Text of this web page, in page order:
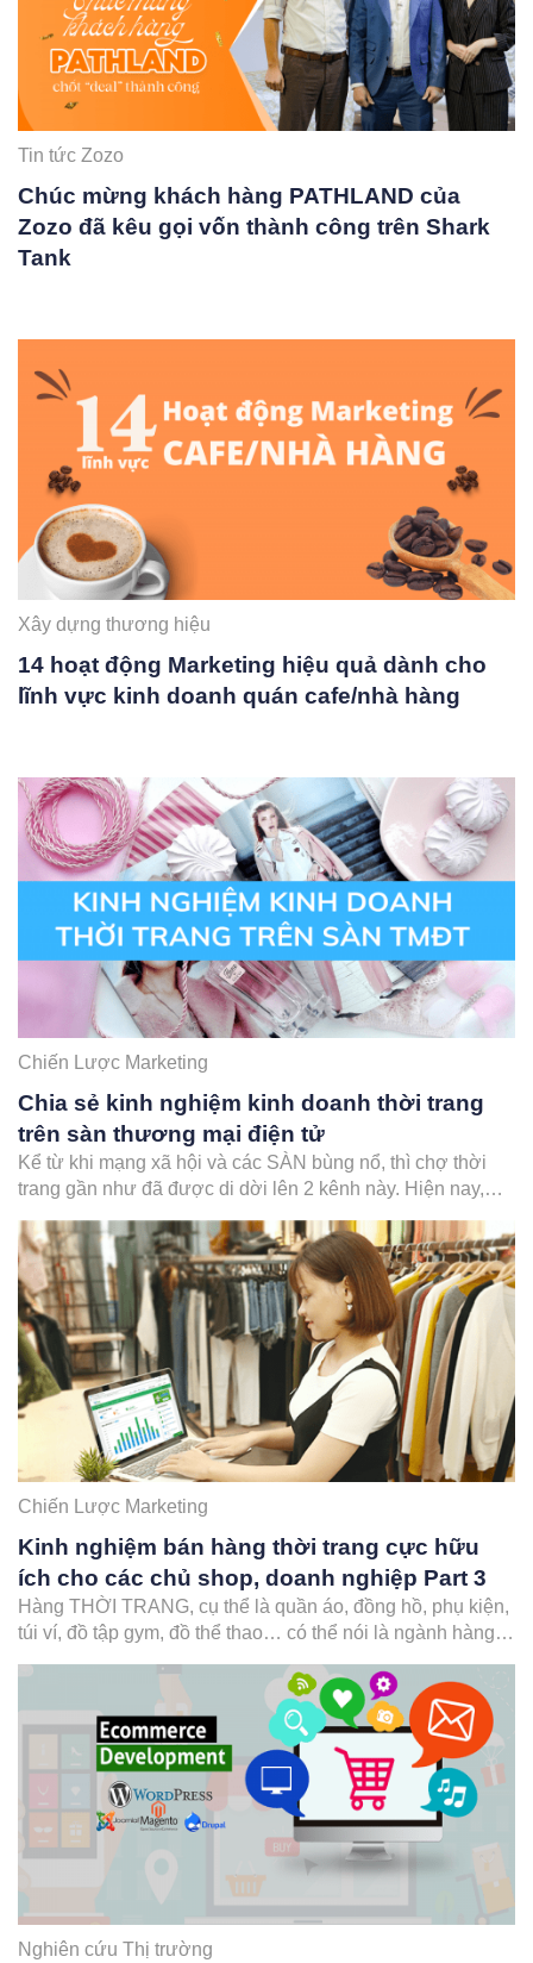
Tin tức Zozo
Chúc mừng khách hàng PATHLAND của
Zozo đã kêu gọi vốn thành công trên Shark
Tank
Xây dựng thương hiệu
14 hoạt động Marketing hiệu quả dành cho
lĩnh vực kinh doanh quán cafe/nhà hàng
Chiến Lược Marketing
Chia sẻ kinh nghiệm kinh doanh thời trang
trên sàn thương mại điện tử
Kể từ khi mạng xã hội và các SÀN bùng nổ, thì chợ thời
trang gần như đã được di dời lên 2 kênh này. Hiện nay,
quan trọng trên mạng intnernet. Làm kinh doanh online,
các…
Chiến Lược Marketing
Kinh nghiệm bán hàng thời trang cực hữu
ích cho các chủ shop, doanh nghiệp Part 3
Hàng THỜI TRANG, cụ thể là quần áo, đồng hồ, phụ kiện,
túi ví, đồ tập gym, đồ thể thao… có thể nói là ngành hàng
cho đến tận bây giờ vẫn còn nhộn nhịp. Chính vì…
Nghiên cứu Thị trường